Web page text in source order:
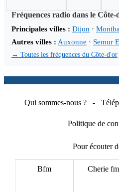
Fréquences radio dans le Côte-
Principales villes : Dijon ·
Autres villes : Auxonne · Semur
→ Toutes les fréquences du Côte-d'or
.
Qui sommes-nous ? -
Politique de
Pour écouter
Bfm Cherie fm